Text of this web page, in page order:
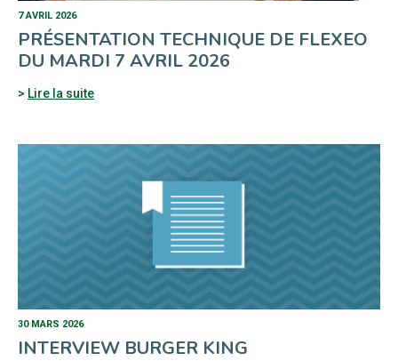
7 AVRIL 2026
PRÉSENTATION TECHNIQUE DE FLEXEO
DU MARDI 7 AVRIL 2026
Lire la suite
30 MARS 2026
INTERVIEW BURGER KING